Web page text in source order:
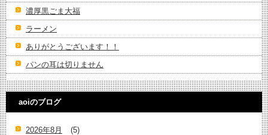
濃厚黒ごま大福
ラーメン
ありがとうございます！！
パンの耳は切りません
aoiのブログ
2026年8月
(5)